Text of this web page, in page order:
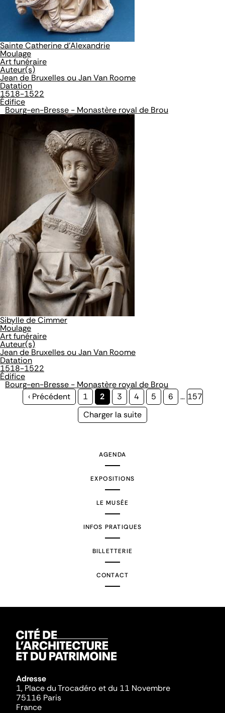
Sainte Catherine d'Alexandrie
Moulage
Art funéraire
Auteur(s)
Jean de Bruxelles ou Jan Van Roome
Datation
1518-1522
Édifice
Bourg-en-Bresse - Monastère royal de Brou
Sibylle de Cimmer
Moulage
Art funéraire
Auteur(s)
Jean de Bruxelles ou Jan Van Roome
Datation
1518-1522
Édifice
Bourg-en-Bresse - Monastère royal de Brou
Page
‹ Précédent Page
1
Page
courante
2 Page
3 Page
4 Page
5 Page
6 … Page
157
Page
Charger la suite
AGENDA
EXPOSITIONS
LE MUSÉE
INFOS PRATIQUES
BILLETTERIE
CONTACT
Adresse
1, Place du Trocadéro et du 11 Novembre
75116 Paris
France